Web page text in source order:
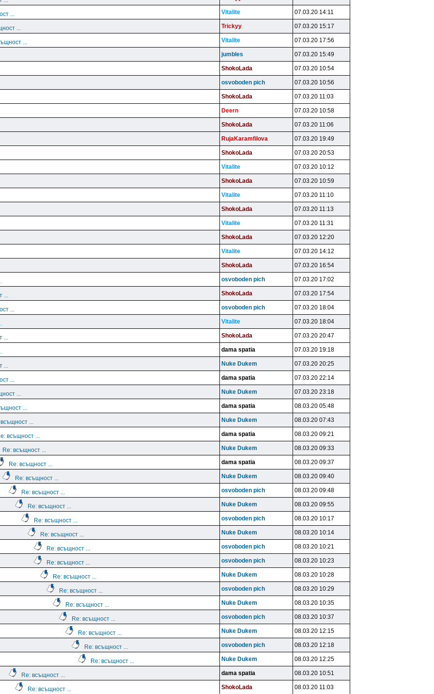
... Vitalite 07.03.20 14:11
... Trickyy 07.03.20 15:17
... Vitalite 07.03.20 17:56
jumbles 07.03.20 15:49
ShokoLada 07.03.20 10:54
osvoboden pich 07.03.20 10:56
ShokoLada 07.03.20 11:03
Deern 07.03.20 10:58
ShokoLada 07.03.20 11:06
RujaKaramfilova 07.03.20 19:49
ShokoLada 07.03.20 20:53
Vitalite 07.03.20 10:12
ShokoLada 07.03.20 10:59
Vitalite 07.03.20 11:10
ShokoLada 07.03.20 11:13
Vitalite 07.03.20 11:31
ShokoLada 07.03.20 12:20
Vitalite 07.03.20 14:12
ShokoLada 07.03.20 16:54
osvoboden pich 07.03.20 17:02
... ShokoLada 07.03.20 17:54
... osvoboden pich 07.03.20 18:04
Vitalite 07.03.20 18:04
... ShokoLada 07.03.20 20:47
dama spatia 07.03.20 19:18
... Nuke Dukem 07.03.20 20:25
... dama spatia 07.03.20 22:14
... Nuke Dukem 07.03.20 23:18
... dama spatia 08.03.20 05:48
... Nuke Dukem 08.03.20 07:43
всъщност ... dama spatia 08.03.20 09:21
Re: всъщност ... Nuke Dukem 08.03.20 09:33
Re: всъщност ... dama spatia 08.03.20 09:37
Re: всъщност ... Nuke Dukem 08.03.20 09:40
Re: всъщност ... osvoboden pich 08.03.20 09:48
Re: всъщност ... Nuke Dukem 08.03.20 09:55
Re: всъщност ... osvoboden pich 08.03.20 10:17
Re: всъщност ... Nuke Dukem 08.03.20 10:14
Re: всъщност ... osvoboden pich 08.03.20 10:21
Re: всъщност ... osvoboden pich 08.03.20 10:23
Re: всъщност ... Nuke Dukem 08.03.20 10:28
Re: всъщност ... osvoboden pich 08.03.20 10:29
Re: всъщност ... Nuke Dukem 08.03.20 10:35
Re: всъщност ... osvoboden pich 08.03.20 10:37
Re: всъщност ... Nuke Dukem 08.03.20 12:15
Re: всъщност ... osvoboden pich 08.03.20 12:18
Re: всъщност ... Nuke Dukem 08.03.20 12:25
Re: всъщност ... dama spatia 08.03.20 10:51
Re: всъщност ... ShokoLada 08.03.20 11:03